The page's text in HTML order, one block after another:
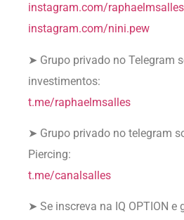
instagram.com/raphaelmsalles
instagram.com/nini.pew
➤ Grupo privado no Telegram
investimentos:
t.me/raphaelmsalles
➤ Grupo privado no telegram
Piercing:
t.me/canalsalles
➤ Se inscreva na IQ OPTION e